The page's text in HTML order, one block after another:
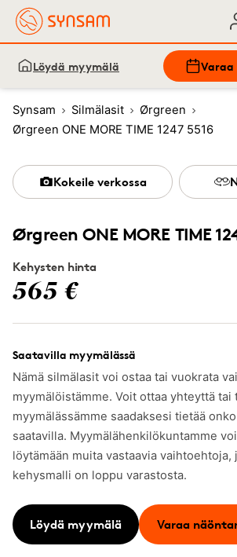
Löydä myymälä
Synsam Silmälasit
Ørgreen
Ørgreen ONE MORE TIME 1247 5516
Ørgreen ONE MORE TIME
Kehysten hinta
565 €
Saatavilla myymälässä
Nämä silmälasit voi ostaa tai vuokrata
myymälöistämme. Voit ottaa yhteyttä tai
myymälässämme saadaksesi tietää
saatavilla. Myymälähenkilökuntamme
löytämään muita vastaavia vaihtoehtoja,
kehysmalli on loppu varastosta.
Löydä myymälä Varaa
Kokeile verkossa